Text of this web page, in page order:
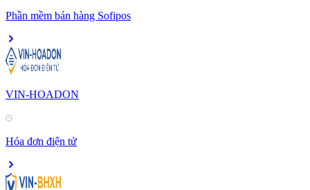
Phần mềm bán hàng Sofipos
VIN-HOADON
Hóa đơn điện tử